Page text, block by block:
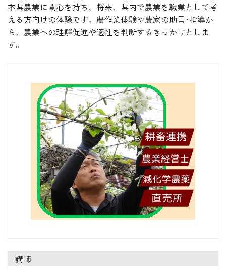
本県農業に関心を持ち、将来、県内で農業を職業として考
える方向けの体験です。農作業体験や農家の助言･指導か
ら、農業への理解促進や適性を判断するきっかけとしま
す。
講師